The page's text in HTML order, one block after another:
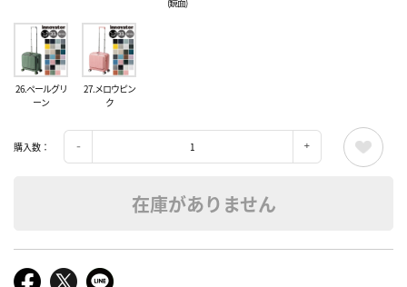
26.ペールグリ
ーン
27.メロウピン
ク
購入数：
在庫がありません